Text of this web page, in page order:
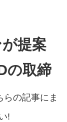
が提案
の取締
らの記事にま
!